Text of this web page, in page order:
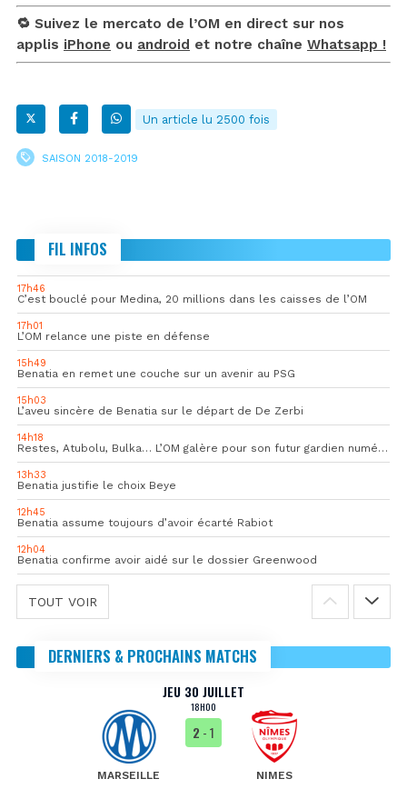
🔁 Suivez le mercato de l’OM en direct sur nos
applis iPhone ou android et notre chaîne Whatsapp !
Un article lu 2500 fois
SAISON 2018-2019
FIL INFOS
17h46
C’est bouclé pour Medina, 20 millions dans les caisses de l’OM
17h01
L’OM relance une piste en défense
15h49
Benatia en remet une couche sur un avenir au PSG
15h03
L’aveu sincère de Benatia sur le départ de De Zerbi
14h18
Restes, Atubolu, Bulka… L’OM galère pour son futur gardien numéro 1
13h33
Benatia justifie le choix Beye
12h45
Benatia assume toujours d’avoir écarté Rabiot
12h04
Benatia confirme avoir aidé sur le dossier Greenwood
TOUT VOIR
DERNIERS & PROCHAINS MATCHS
JEU 30 JUILLET
18H00
MARSEILLE
2 - 1
NIMES